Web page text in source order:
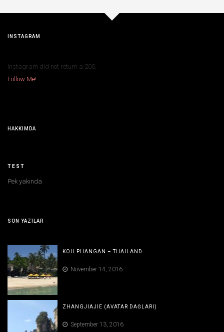
INSTAGRAM
Instagram did not return a 200.
Follow Me!
HAKKIMDA
TEST
Pek yakında
SON YAZILAR
KOH PHANGAN – THAILAND
November 14, 2016
ZHANGJIAJIE (AVATAR DAĞLARI)
September 13, 2016